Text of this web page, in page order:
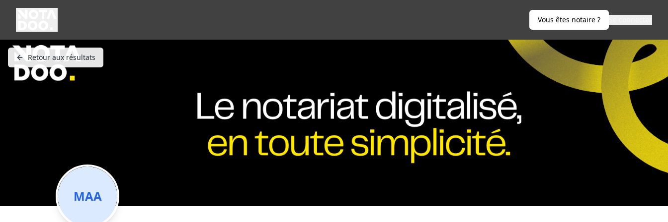
Vous êtes notaire ?
Retour aux résultats
MAA